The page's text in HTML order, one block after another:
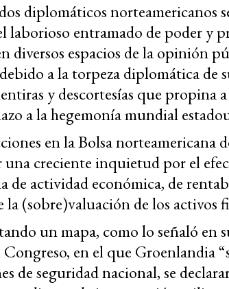
diplomáticos norteamericanos
laborioso entramado de poder y
diversos espacios de la opinión
a la torpeza diplomática de
y descortesías que propina
a la hegemonía mundial
en la Bolsa norteamericana
una creciente inquietud por el
de actividad económica, de
(sobre)valuación de los activos
un mapa, como lo señaló en
en el que Groenlandia
de seguridad nacional, se